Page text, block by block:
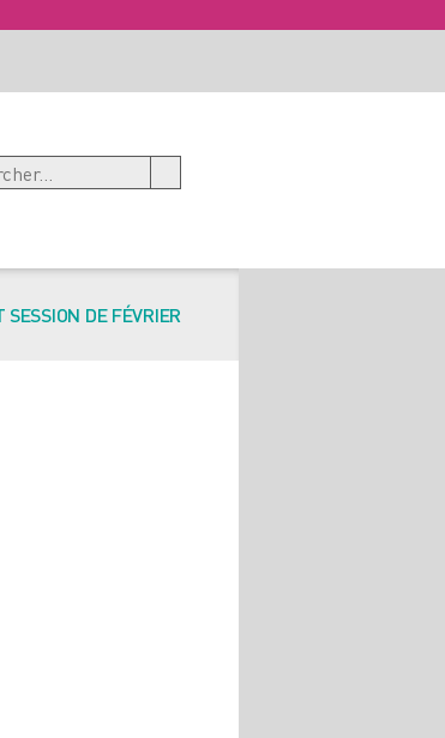
DE FÉVRIER